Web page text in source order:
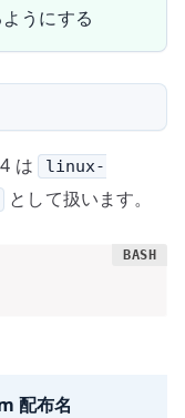
うにする
は
linux-
として扱います。
配布名